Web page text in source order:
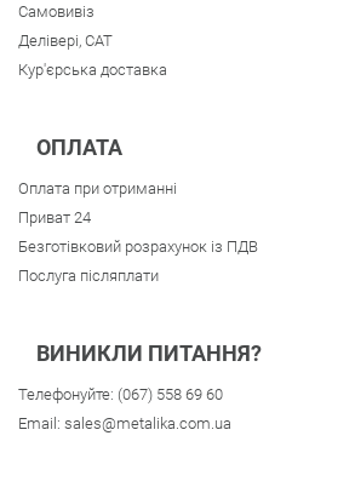
Самовивіз
Делівері, CAT
Кур'єрська доставка
ОПЛАТА
Оплата при отриманні
Приват 24
Безготівковий розрахунок із ПДВ
Послуга післяплати
ВИНИКЛИ ПИТАННЯ?
Телефонуйте: (067) 558 69 60
Email: sales@metalika.com.ua